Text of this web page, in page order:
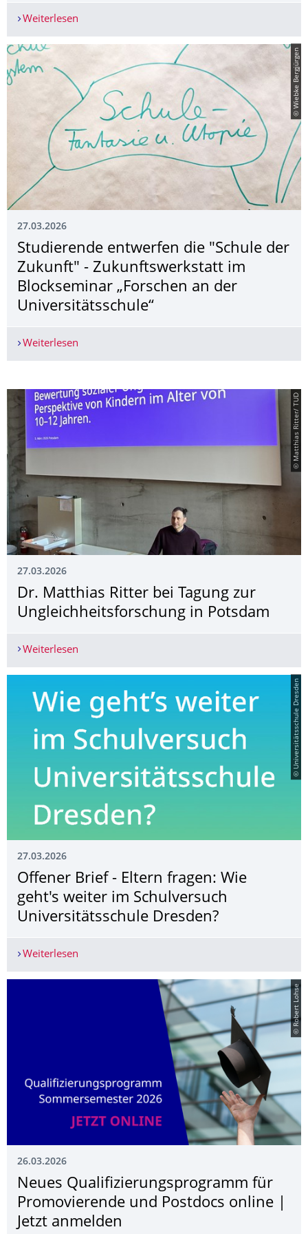
Weiterlesen
© Wiebke Bergjürgen
27.03.2026
Studierende entwerfen die "Schule der
Zukunft" - Zukunftswerk­statt im
Blockseminar „Forschen an der
Universitäts­schule“
Weiterlesen
© Matthias Ritter/ TUD
27.03.2026
Dr. Matthias Ritter bei Tagung zur
Ungleichheitsfor­schung in Potsdam
Weiterlesen
© Universitätsschule Dresden
27.03.2026
Offener Brief - Eltern fragen: Wie
geht's weiter im Schulversuch
Universitätsschule Dresden?
Weiterlesen
© Robert Lohse
26.03.2026
Neues Qualifizierungs­programm für
Promovierende und Postdocs online |
Jetzt anmelden